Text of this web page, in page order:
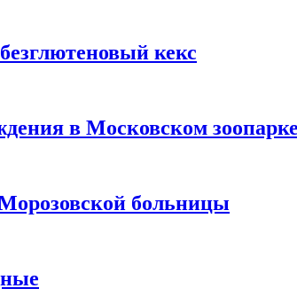
кекс
в Московском зоопарке
больницы